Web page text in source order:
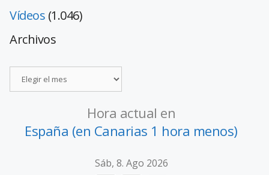
Vídeos (1.046)
Archivos
Hora actual en
España (en Canarias 1 hora menos)